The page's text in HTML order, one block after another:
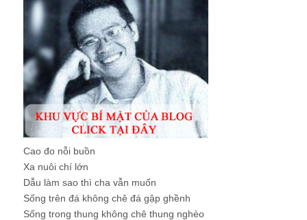
Cao đo nỗi buồn
Xa nuôi chí lớn
Dẫu làm sao thì cha vẫn muốn
Sống trên đá không chê đá gập ghềnh
Sống trong thung không chê thung nghèo